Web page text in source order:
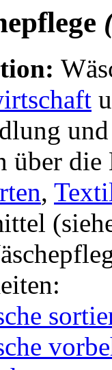
über
,